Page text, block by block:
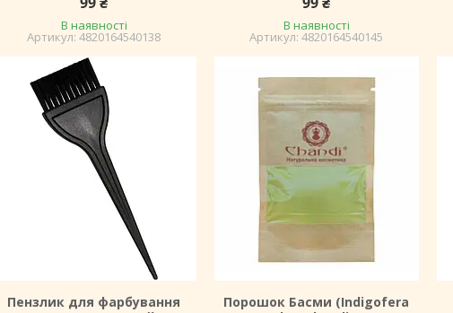
В наявності
4820164540138
В наявності
4820164540145
Пензлик для фарбування
Порошок Басми (Indigofera